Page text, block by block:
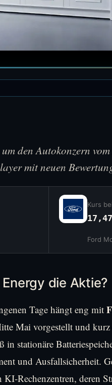
den Autokonzern
mit neuen
Kurs
Ford
die Aktie?
Tage hängt eng mit
Mai vorgestellt und
in stationäre
und Ausfallsicherheit.
Rechenzentren, deren